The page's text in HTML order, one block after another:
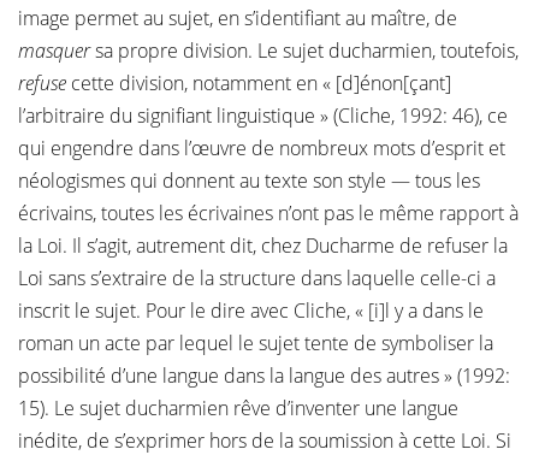
image permet au sujet, en s’identifiant au maître, de
masquersa propre division. Le sujet ducharmien, toutefois,
refuse cette division, notamment en « [d]énon[çant]
l’arbitraire du signifiant linguistique » (Cliche, 1992: 46), ce
qui engendre dans l’œuvre de nombreux mots d’esprit et
néologismes qui donnent au texte son style — tous les
écrivains, toutes les écrivaines n’ont pas le même rapport à
la Loi. Il s’agit, autrement dit, chez Ducharme de refuser la
Loi sans s’extraire de la structure dans laquelle celle-ci a
inscrit le sujet. Pour le dire avec Cliche, « [i]l y a dans le
roman un acte par lequel le sujet tente de symboliser la
possibilité d’une langue dans la langue des autres » (1992:
15). Le sujet ducharmien rêve d’inventer une langue
inédite, de s’exprimer hors de la soumission à cette Loi. Si